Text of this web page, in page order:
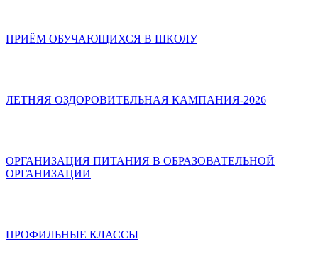
ПРИЁМ ОБУЧАЮЩИХСЯ В ШКОЛУ
ЛЕТНЯЯ ОЗДОРОВИТЕЛЬНАЯ КАМПАНИЯ-2026
ОРГАНИЗАЦИЯ ПИТАНИЯ В ОБРАЗОВАТЕЛЬНОЙ
ОРГАНИЗАЦИИ
ПРОФИЛЬНЫЕ КЛАССЫ